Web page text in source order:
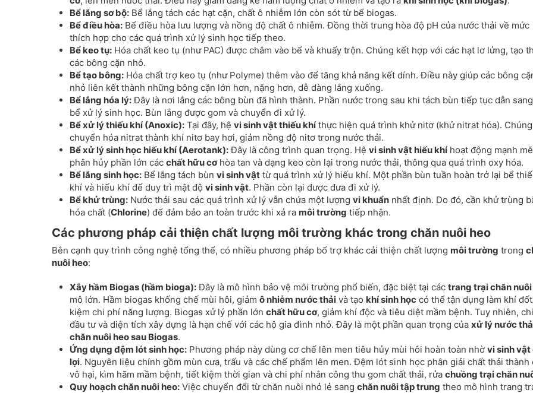
Bể lắng sơ bộ: Bể lắng tách các hạt cặn, chất ô nhiễm lớn còn sót từ bể biogas.
Bể điều hòa: Bể điều hòa lưu lượng và nồng độ chất ô nhiễm. Đồng thời trung hòa độ pH của nước thải về mức
thích hợp cho các quá trình xử lý sinh học tiếp theo.
Bể keo tụ: Hóa chất keo tụ (như PAC) được châm vào bể và khuấy trộn. Chúng kết hợp với các hạt lơ lửng, tạo
các bông cặn nhỏ.
Bể tạo bông: Hóa chất trợ keo tụ (như Polyme) thêm vào để tăng khả năng kết dính. Điều này giúp các bông
nhỏ liên kết thành những bông cặn lớn hơn, nặng hơn, dễ dàng lắng xuống.
Bể lắng hóa lý:Đây là nơi lắng các bông bùn đã hình thành. Phần nước trong sau khi tách bùn tiếp tục dẫn
bể xử lý sinh học. Bùn lắng được gom và chuyển đi xử lý.
Bể xử lý thiếu khí (Anoxic): Tại đây, hệ vi sinh vật thiếu khíthực hiện quá trình khử nitơ (khử nitrat hóa). Chúng
chuyển hóa nitrat thành khí nitơ bay hơi, giảm nồng độ nitơ trong nước thải.
Bể xử lý sinh học hiếu khí (Aerotank):Đây là công trình quan trọng. Hệ vi sinh vật hiếu khíhoạt động mạnh
phân hủy phần lớn các chất hữu cơhòa tan và dạng keo còn lại trong nước thải, thông qua quá trình oxy hóa.
Bể lắng sinh học: Bể lắng tách bùn vi sinh vật từ quá trình xử lý hiếu khí. Một phần bùn tuần hoàn trở lại bể
khí và hiếu khí để duy trì mật độ vi sinh vật. Phần còn lại được đưa đi xử lý.
Bể khử trùng: Nước thải sau các quá trình xử lý vẫn chứa một lượng vi khuẩn nhất định. Do đó, cần khử trùng
hóa chất (Chlorine) để đảm bảo an toàn trước khi xả ra môi trường tiếp nhận.
Các phương pháp cải thiện chất lượng môi trường khác trong chăn nuôi heo
Bên cạnh quy trình công nghệ tổng thể, có nhiều phương pháp bổ trợ khác cải thiện chất lượng môi trường trong
nuôi heo:
Xây hầm Biogas (hầm bioga):Đây là mô hình bảo vệ môi trường phổ biến, đặc biệt tại các trang trại chăn nuôi
mô lớn. Hầm biogas khống chế mùi hôi, giảm ô nhiễm nước thải và tạo khí sinh học có thể tận dụng làm khí
kiệm chi phí năng lượng. Biogas xử lý phần lớn chất hữu cơ, giảm khí độc và tiêu diệt mầm bệnh. Tuy nhiên,
đầu tư và diện tích xây dựng là hạn chế với các hộ gia đình nhỏ. Đây là một phần quan trọng của xử lý nước
chăn nuôi heo sau Biogas.
Ứng dụng đệm lót sinh học: Phương pháp này dùng cơ chế lên men tiêu hủy mùi hôi hoàn toàn nhờ vi sinh vật
lợi. Nguyên liệu chính gồm mùn cưa, trấu và các chế phẩm lên men. Đệm lót sinh học phân giải chất thải thành
vô hại, kìm hãm mầm bệnh, tiết kiệm thời gian và chi phí nhân công thu gom chất thải, rửa chuồng trại chăn
Quy hoạch chăn nuôi heo: Việc chuyển đổi từ chăn nuôi nhỏ lẻ sang chăn nuôi tập trung theo mô hình trang